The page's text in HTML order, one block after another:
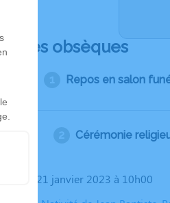
des obsèques
Repos en salon
Cérémonie
samedi 21 janvier 2023 à 10h00